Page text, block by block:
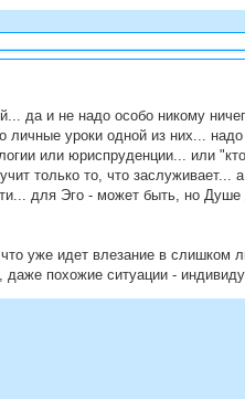
да и не надо особо никому
личные уроки одной из них...
или юриспруденции... или
только то, что заслуживает...
для Эго - может быть, но
уже идет влезание в слишком
похожие ситуации -